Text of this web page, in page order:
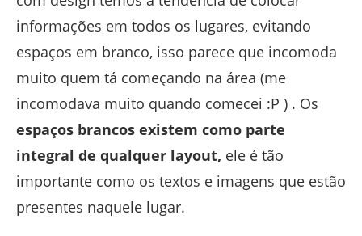
informações em todos os lugares, evitando
espaços em branco, isso parece que incomoda
muito quem tá começando na área (me
incomodava muito quando comecei :P ) . Os
espaços brancos existem como parte
integral de qualquer layout, ele é tão
importante como os textos e imagens que estão
presentes naquele lugar.